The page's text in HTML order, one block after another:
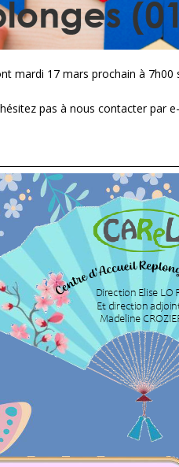
mardi 17 mars prochain à
pas à nous contacter par